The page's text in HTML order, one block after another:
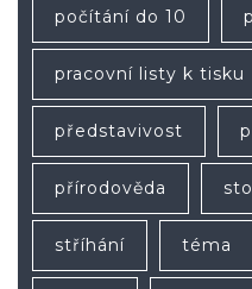
počítání do 10
pracovní listy k tisku
představivost
přírodověda
stříhání téma